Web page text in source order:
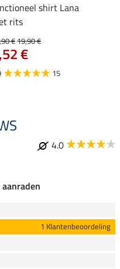
shirt Lana
rits
€19,90 €
€
15
4.0
1 Klantenbeoordeling